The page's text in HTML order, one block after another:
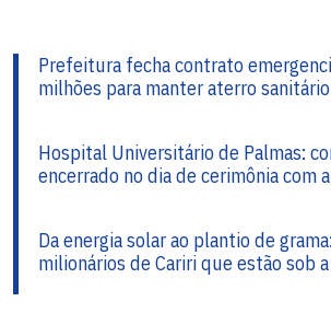
Prefeitura fecha contrato
milhões para manter aterro
Hospital Universitário de Palmas:
encerrado no dia de cerimônia com
Da energia solar ao plantio de
milionários de Cariri que estão sob